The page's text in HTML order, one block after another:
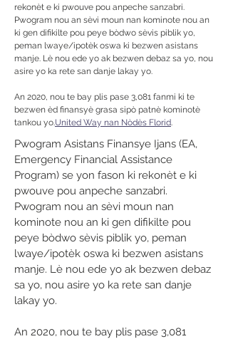
rekonèt e ki pwouve pou anpeche sanzabri.
Pwogram nou an sèvi moun nan kominote nou an
ki gen difikilte pou peye bòdwo sèvis piblik yo,
peman lwaye/ipotèk oswa ki bezwen asistans
manje. Lè nou ede yo ak bezwen debaz sa yo, nou
asire yo ka rete san danje lakay yo.
An 2020, nou te bay plis pase 3,081 fanmi ki te
bezwen èd finansyè grasa sipò patnè kominotè
tankou yo.United Way nan Nòdès Florid.
Pwogram Asistans Finansye Ijans (EA,
Emergency Financial Assistance
Program) se yon fason ki rekonèt e ki
pwouve pou anpeche sanzabri.
Pwogram nou an sèvi moun nan
kominote nou an ki gen difikilte pou
peye bòdwo sèvis piblik yo, peman
lwaye/ipotèk oswa ki bezwen asistans
manje. Lè nou ede yo ak bezwen debaz
sa yo, nou asire yo ka rete san danje
lakay yo.
An 2020, nou te bay plis pase 3,081